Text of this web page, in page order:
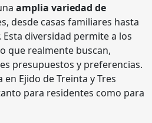
amplia variedad de
desde casas familiares hasta
diversidad permite a los
que realmente buscan,
presupuestos y preferencias.
Ejido de Treinta y Tres
para residentes como para